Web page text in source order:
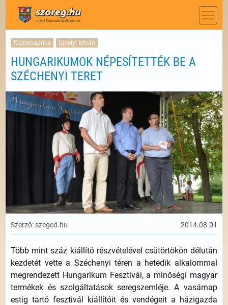
fűszerpaprika Ujhelyi István
HUNGARIKUMOK NÉPESÍTETTÉK BE A
SZÉCHENYI TERET
Szerző: szeged.hu 2014.08.01
Több mint száz kiállító részvételével csütörtökön délután
kezdetét vette a Széchenyi téren a hetedik alkalommal
megrendezett Hungarikum Fesztivál, a minőségi magyar
termékek és szolgáltatások seregszemléje. A vasárnap
estig tartó fesztivál kiállítóit és vendégeit a házigazda